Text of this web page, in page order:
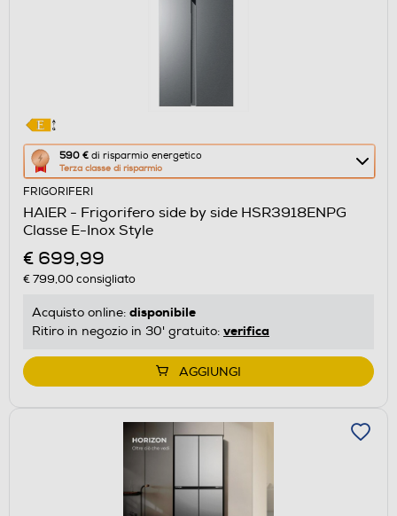
590 € di risparmio energetico
Terza classe di risparmio
Questa
azione
aprirà
il
Calcolatore
di
risparmio
energetico
di
FRIGORIFERI
HAIER - Frigorifero side by side HSR3918ENPG
Classe E-Inox Style
€ 699,99
€ 799,00consigliato
Acquisto online: disponibile
Ritiro in negozio in 30' gratuito: verifica
AGGIUNGI